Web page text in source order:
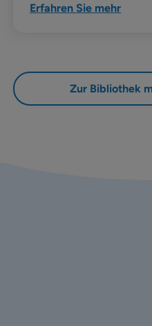
Erfahren Sie mehr
Zur Bibliothek